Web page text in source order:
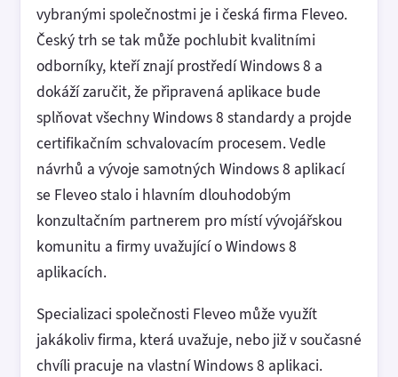
vybranými společnostmi je i česká firma Fleveo.
Český trh se tak může pochlubit kvalitními
odborníky, kteří znají prostředí Windows 8 a
dokáží zaručit, že připravená aplikace bude
splňovat všechny Windows 8 standardy a projde
certifikačním schvalovacím procesem. Vedle
návrhů a vývoje samotných Windows 8 aplikací
se Fleveo stalo i hlavním dlouhodobým
konzultačním partnerem pro místí vývojářskou
komunitu a firmy uvažující o Windows 8
aplikacích.
Specializaci společnosti Fleveo může využít
jakákoliv firma, která uvažuje, nebo již v současné
chvíli pracuje na vlastní Windows 8 aplikaci.